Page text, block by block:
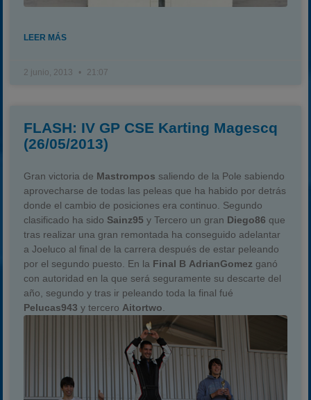
LEER MÁS
2 junio, 2013 21:07
FLASH: IV GP CSE Karting Magescq
(26/05/2013)
Gran victoria de Mastrompossaliendo de la Pole sabiendo
aprovecharse de todas las peleas que ha habido por detrás
donde el cambio de posiciones era continuo. Segundo
clasificado ha sido Sainz95y Tercero un gran Diego86 que
tras realizar una gran remontada ha conseguido adelantar
a Joeluco al final de la carrera después de estar peleando
por el segundo puesto. En la Final B AdrianGomez ganó
con autoridad en la que será seguramente su descarte del
año, segundo y tras ir peleando toda la final fué
Pelucas943y terceroAitortwo.